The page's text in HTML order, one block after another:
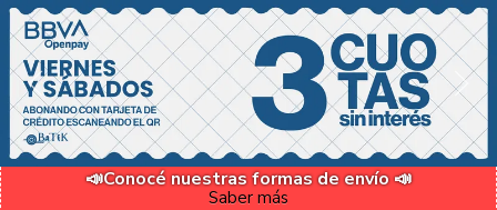
📣Conocé nuestras formas de envío 📣
Saber más